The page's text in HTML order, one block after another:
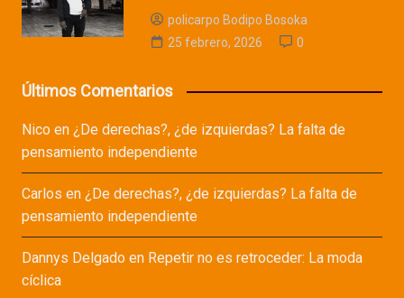
policarpo Bodipo Bosoka
25 febrero, 2026
0
Últimos Comentarios
Nicoen ¿De derechas?, ¿de izquierdas? La falta de
pensamiento independiente
Carlos en ¿De derechas?, ¿de izquierdas? La falta de
pensamiento independiente
Dannys Delgadoen Repetir no es retroceder: La moda
cíclica